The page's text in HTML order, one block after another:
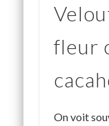
fleur
On voit